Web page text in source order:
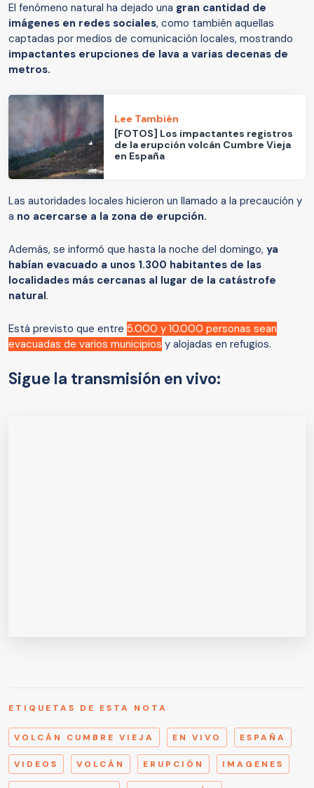
El fenómeno natural ha dejado una gran cantidad de
imágenes en redes sociales, como también aquellas
captadas por medios de comunicación locales, mostrando
impactantes erupciones de lava a varias decenas de
metros.
Lee También
[FOTOS] Los impactantes registros
de la erupción volcán Cumbre Vieja
en España
Las autoridades locales hicieron un llamado a la precaución y
a no acercarse a la zona de erupción.
Además, se informó que hasta la noche del domingo, ya
habían evacuado a unos 1.300 habitantes de las
localidades más cercanas al lugar de la catástrofe
natural.
Está previsto que entre 5.000 y 10.000 personas sean
evacuadas de varios municipios y alojadas en refugios.
Sigue la transmisión en vivo:
ETIQUETAS DE ESTA NOTA
VOLCÁN CUMBRE VIEJA EN VIVO ESPAÑA
VIDEOS VOLCÁN ERUPCIÓN IMAGENES